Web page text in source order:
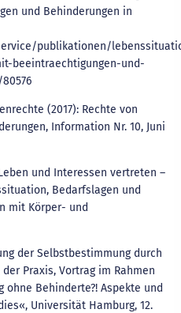
und Behinderungen in
publikationen/
beeintraechtigungen-und-
(2017): Rechte von
Information Nr. 10, Juni
und Interessen vertreten –
Bedarfslagen und
mit Körper- und
der Selbstbestimmung durch
Praxis, Vortrag im Rahmen
ohne Behinderte?! Aspekte und
Universität Hamburg, 12.